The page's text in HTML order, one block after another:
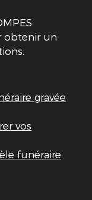
obtenir un
gravée
vos
funéraire